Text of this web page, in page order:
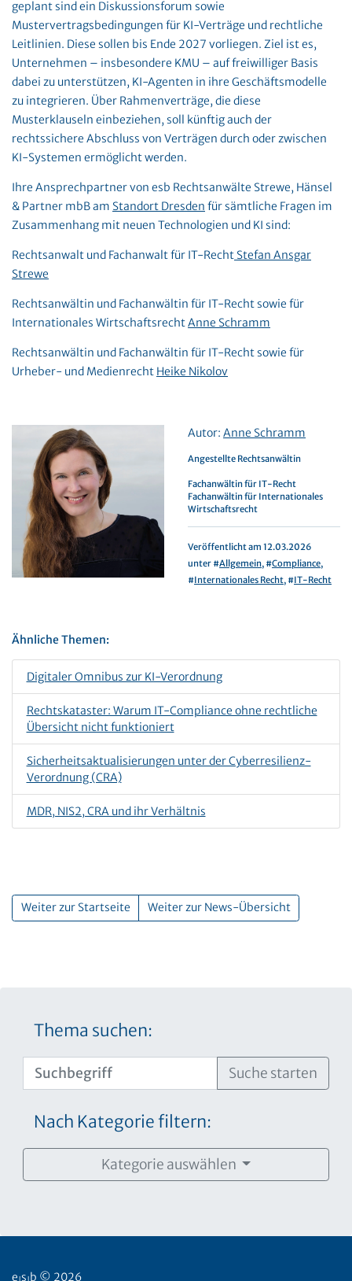
geplant sind ein Diskussionsforum sowie
Mustervertragsbedingungen für KI-Verträge und rechtliche
Leitlinien. Diese sollen bis Ende 2027 vorliegen. Ziel ist es,
Unternehmen – insbesondere KMU – auf freiwilliger Basis
dabei zu unterstützen, KI-Agenten in ihre Geschäftsmodelle
zu integrieren. Über Rahmenverträge, die diese
Musterklauseln einbeziehen, soll künftig auch der
rechtssichere Abschluss von Verträgen durch oder zwischen
KI-Systemen ermöglicht werden.
Ihre Ansprechpartner von esb Rechtsanwälte Strewe, Hänsel
& Partner mbB am Standort Dresden für sämtliche Fragen im
Zusammenhang mit neuen Technologien und KI sind:
Rechtsanwalt und Fachanwalt für IT-Recht Stefan Ansgar
Strewe
Rechtsanwältin und Fachanwältin für IT-Recht sowie für
Internationales WirtschaftsrechtAnne Schramm
Rechtsanwältin und Fachanwältin für IT-Recht sowie für
Urheber- und Medienrecht Heike Nikolov
Autor: Anne Schramm
Angestellte Rechtsanwältin
Fachanwältin für IT-Recht
Fachanwältin für Internationales
Wirtschaftsrecht
Veröffentlicht am 12.03.2026
unter #Allgemein, #Compliance,
#Internationales Recht, #IT-Recht
Ähnliche Themen:
Digitaler Omnibus zur KI-Verordnung
Rechtskataster: Warum IT-Compliance ohne rechtliche
Übersicht nicht funktioniert
Sicherheitsaktualisierungen unter der Cyberresilienz-
Verordnung (CRA)
MDR, NIS2, CRA und ihr Verhältnis
Weiter zur Startseite Weiter zur News-Übersicht
Thema suchen:
Suche starten
Nach Kategorie filtern:
Kategorie auswählen
e s b © 2026